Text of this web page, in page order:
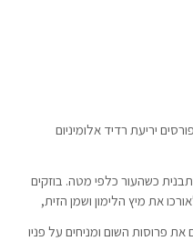
בינוני (180 מעלות), פורסים יריעת רדיד אלומיניום
כשהעור כלפי מטה. בוזקים
את מיץ הלימון ושמן הזית,
פרוסות השום ומניחים על פניו